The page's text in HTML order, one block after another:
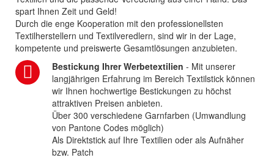
spart Ihnen Zeit und Geld!
Durch die enge Kooperation mit den professionellsten
Textilherstellern und Textilveredlern, sind wir in der Lage,
kompetente und preiswerte Gesamtlösungen anzubieten.
Bestickung Ihrer Werbetextilien - Mit unserer
langjährigen Erfahrung im Bereich Textilstick können
wir Ihnen hochwertige Bestickungen zu höchst
attraktiven Preisen anbieten.
Über 300 verschiedene Garnfarben (Umwandlung
von Pantone Codes möglich)
Als Direktstick auf Ihre Textilien oder als Aufnäher
bzw. Patch